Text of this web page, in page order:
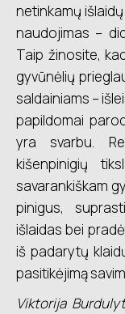
netinkamų
naudojimas –
Taip žinosite,
gyvūnėlių
saldainiams –
papildomai
yra svarbu.
kišenpinigių
savarankiškam
pinigus,
išlaidas bei
iš padarytų
pasitikėjimą
Viktorija